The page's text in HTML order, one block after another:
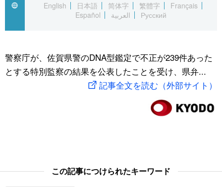
Русский
国際
文化
アーカイブ
Japan Data
動画/Live
スポーツ・東京2020
English
日本語 简体字 繁體字
Français
Español
العربية Русский
警察庁が、佐賀県警のDNA型鑑定で不正が239件あった
とする特別監察の結果を公表したことを受け、県弁...
記事全文を読む（外部サイト）
この記事につけられたキーワード